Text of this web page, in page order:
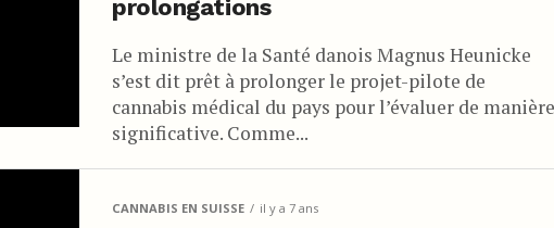
prolongations
Le ministre de la Santé danois Magnus Heunicke
s’est dit prêt à prolonger le projet-pilote de
cannabis médical du pays pour l’évaluer de manière
significative. Comme...
CANNABIS EN SUISSE il y a 7 ans